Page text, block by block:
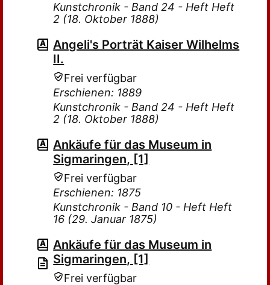
Kunstchronik - Band 24 - Heft Heft
2 (18. Oktober 1888)
Angeli's Porträt Kaiser Wilhelms
II.
Frei verfügbar
Erschienen: 1889
Kunstchronik - Band 24 - Heft Heft
2 (18. Oktober 1888)
Ankäufe für das Museum in
Sigmaringen, [1]
Frei verfügbar
Erschienen: 1875
Kunstchronik - Band 10 - Heft Heft
16 (29. Januar 1875)
Ankäufe für das Museum in
Sigmaringen, [1]
Frei verfügbar